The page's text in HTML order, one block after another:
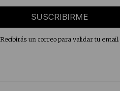
SUSCRIBIRME
Recibirás un correo para validar tu email.